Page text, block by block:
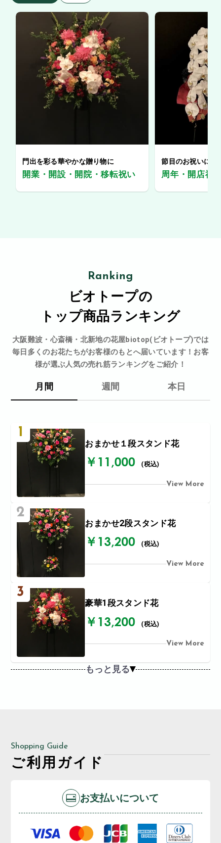
門出を彩る華やかな贈り物に
開業・開設・開院・移転祝い
節目のお祝いに、
周年・開店祝
Ranking
ビオトープの
トップ商品ランキング
大阪難波・心斎橋・北新地の花屋biotop(ビオトープ)では
毎日多くのお花たちがお客様のもとへ届いています！お客
様が選ぶ人気の売れ筋ランキングをご紹介！
月間 週間 本日
1
おまかせ１段スタンド花
￥11,000 (税込)
View More
2
おまかせ2段スタンド花
￥13,200 (税込)
View More
3
豪華1段スタンド花
￥13,200 (税込)
View More
もっと見る
Shopping Guide
ご利用ガイド
お支払いについて